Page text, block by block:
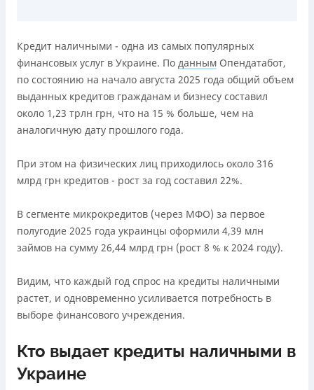
Вся информация о кредите
ПОЛУЧИТЬ ЗАЙМ Подробнее
Кредит наличными - одна из самых популярных
финансовых услуг в Украине. По данным Опендатабот,
по состоянию на начало августа 2025 года общий объем
выданных кредитов гражданам и бизнесу составил
около 1,23 трлн грн, что на 15 % больше, чем на
аналогичную дату прошлого года.
При этом на физических лиц приходилось около 316
млрд грн кредитов - рост за год составил 22%.
В сегменте микрокредитов (через МФО) за первое
полугодие 2025 года украинцы оформили 4,39 млн
займов на сумму 26,44 млрд грн (рост 8 % к 2024 году).
Видим, что каждый год спрос на кредиты наличными
растет, и одновременно усиливается потребность в
выборе финансового учреждения.
Кто выдает кредиты наличными в
Украине